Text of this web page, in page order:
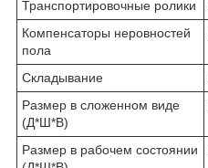
Транспортировочные ролики
Компенсаторы неровностей
пола
Складывание
Размер в сложенном виде
(Д*Ш*В)
Размер в рабочем состоянии